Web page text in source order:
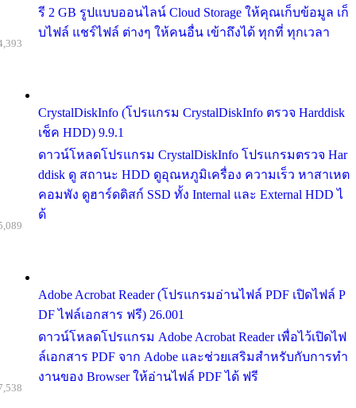
รี 2 GB รูปแบบออนไลน์ Cloud Storage ให้คุณเก็บข้อมูล เก็
บไฟล์ แชร์ไฟล์ ต่างๆ ให้คนอื่น เข้าถึงได้ ทุกที่ ทุกเวลา
CrystalDiskInfo (โปรแกรม CrystalDiskInfo ตรวจ Harddisk
เช็ค HDD) 9.9.1
ดาวน์โหลดโปรแกรม CrystalDiskInfo โปรแกรมตรวจ Har
ddisk ดู สถานะ HDD ดูอุณหภูมิเครื่อง ความเร็ว หาสาเหต
คอมพัง ดูฮาร์ดดิสก์ SSD ทั้ง Internal และ External HDD ไ
ด้
Adobe Acrobat Reader (โปรแกรมอ่านไฟล์ PDF เปิดไฟล์ P
DF ไฟล์เอกสาร ฟรี) 26.001
ดาวน์โหลดโปรแกรม Adobe Acrobat Reader เพื่อไว้เปิดไฟ
ล์เอกสาร PDF จาก Adobe และช่วยเสริมสำหรับกับการทำ
งานของ Browser ให้อ่านไฟล์ PDF ได้ ฟรี